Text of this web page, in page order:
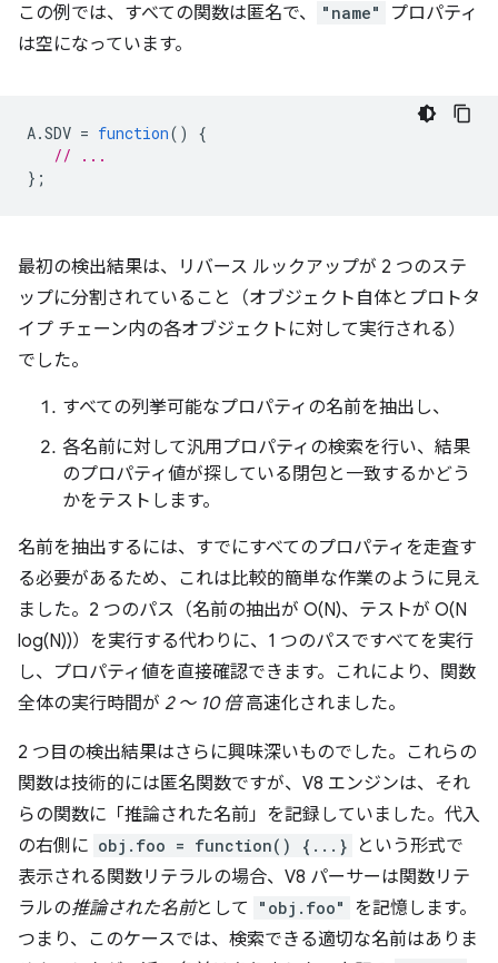
この例では、すべての関数は匿名で、 "name"
プロパティ
は空になっています。
A.SDV = function()
{
// ...
};
最初の検出結果は、リバース ルックアップが 2 つのステ
ップに分割されていること（オブジェクト自体とプロトタ
イプ チェーン内の各オブジェクトに対して実行される）
でした。
すべての列挙可能なプロパティの名前を抽出し、
各名前に対して汎用プロパティの検索を行い、結果
のプロパティ値が探している閉包と一致するかどう
かをテストします。
名前を抽出するには、すでにすべてのプロパティを走査す
る必要があるため、これは比較的簡単な作業のように見え
ました。2 つのパス（名前の抽出が O(N)、テストが O(N
log(N))）を実行する代わりに、1 つのパスですべてを実行
し、プロパティ値を直接確認できます。これにより、関数
全体の実行時間が 2 ～ 10 倍高速化されました。
2 つ目の検出結果はさらに興味深いものでした。これらの
関数は技術的には匿名関数ですが、V8 エンジンは、それ
らの関数に「推論された名前」を記録していました。 代入
の右側に obj.foo = function() {...}
という形式で
表示される関数リテラルの場合、V8 パーサーは関数リテ
ラルの推論された名前として "obj.foo"
を記憶します。
つまり、このケースでは、検索できる適切な名前はありま